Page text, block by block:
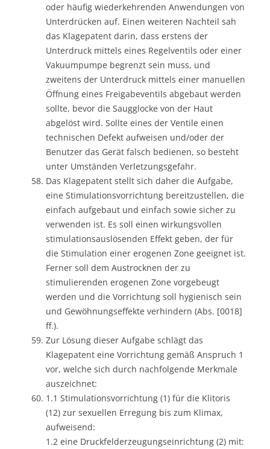
oder häufig wiederkehrenden Anwendungen von
Unterdrücken auf. Einen weiteren Nachteil sah
das Klagepatent darin, dass erstens der
Unterdruck mittels eines Regelventils oder einer
Vakuumpumpe begrenzt sein muss, und
zweitens der Unterdruck mittels einer manuellen
Öffnung eines Freigabeventils abgebaut werden
sollte, bevor die Saugglocke von der Haut
abgelöst wird. Sollte eines der Ventile einen
technischen Defekt aufweisen und/oder der
Benutzer das Gerät falsch bedienen, so besteht
unter Umständen Verletzungsgefahr.
Das Klagepatent stellt sich daher die Aufgabe,
eine Stimulationsvorrichtung bereitzustellen, die
einfach aufgebaut und einfach sowie sicher zu
verwenden ist. Es soll einen wirkungsvollen
stimulationsauslösenden Effekt geben, der für
die Stimulation einer erogenen Zone geeignet ist.
Ferner soll dem Austrocknen der zu
stimulierenden erogenen Zone vorgebeugt
werden und die Vorrichtung soll hygienisch sein
und Gewöhnungseffekte verhindern (Abs. [0018]
ff.).
Zur Lösung dieser Aufgabe schlägt das
Klagepatent eine Vorrichtung gemäß Anspruch 1
vor, welche sich durch nachfolgende Merkmale
auszeichnet:
1.1 Stimulationsvorrichtung (1) für die Klitoris
(12) zur sexuellen Erregung bis zum Klimax,
aufweisend:
1.2 eine Druckfelderzeugungseinrichtung (2) mit: